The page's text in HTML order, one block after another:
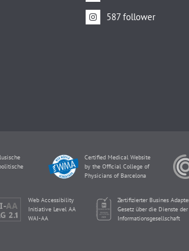
587 follower
Certified Medical Website
by the Official College of
Physicians of Barcelona
Web Accessibility
Initiative Level AA
WAI-AA
Zertifizierter Busines
Gesetz über die Dienste der
Informationsgesellschaft